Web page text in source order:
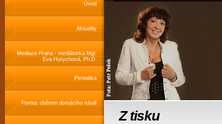
Úvod
Aktuality
Mediace Praha - mediátorka Mgr.
Eva Hurychová, Ph.D.
Periodika
Pomoc obětem domácího násilí
Z tisku